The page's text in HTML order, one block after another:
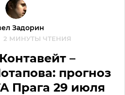
Задорин
2 МИНУТЫ ЧТЕНИЯ
–
прогноз
Прага 29 июля